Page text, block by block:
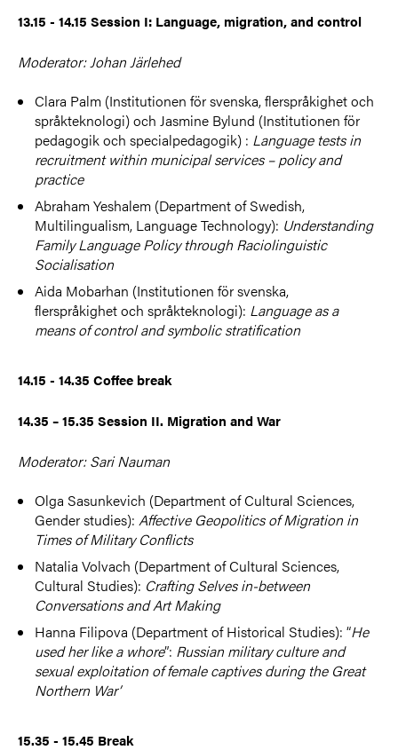
13.15 - 14.15 Session I: Language, migration, and control
Moderator: Johan Järlehed
Clara Palm (Institutionen för svenska, flerspråkighet och
språkteknologi) och Jasmine Bylund (Institutionen för
pedagogik och specialpedagogik) : Language tests in
recruitment within municipal services – policy and
practice
Abraham Yeshalem (Department of Swedish,
Multilingualism, Language Technology): Understanding
Family Language Policy through Raciolinguistic
Socialisation
Aida Mobarhan (Institutionen för svenska,
flerspråkighet och språkteknologi): Language as a
means of control and symbolic stratification
14.15 - 14.35 Coffee break
14.35 – 15.35 Session II. Migration and War
Moderator: Sari Nauman
Olga Sasunkevich (Department of Cultural Sciences,
Gender studies):Affective Geopolitics of Migration in
Times of Military Conflicts
Natalia Volvach (Department of Cultural Sciences,
Cultural Studies): Crafting Selves in-between
Conversations and Art Making
Hanna Filipova (Department of Historical Studies): “He
used her like a whore”: Russian military culture and
sexual exploitation of female captives during the Great
Northern War’
15.35 - 15.45 Break